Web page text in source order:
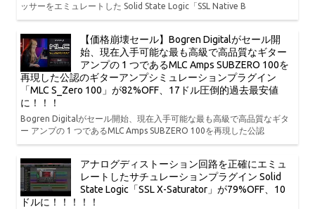
ッサーをエミュレートした Solid State Logic「SSL Native B
【価格崩壊セール】Bogren Digitalがセール開
始、現在入手可能な最も高級で高品質なギター
アンプの 1 つであるMLC Amps SUBZERO 100を
再現した公認のギターアンプシミュレーションプラグイン
「MLC S_Zero 100」が82%OFF、17ドル圧倒的過去最安値
に！！！
Bogren Digitalがセール開始、現在入手可能な最も高級で高品質なギタ
ー アンプの 1 つであるMLC Amps SUBZERO 100を再現した公認
アナログディストーション回路を正確にエミュ
レートしたサチュレーションプラグイン Solid
State Logic「SSL X-Saturator」が79%OFF、10
ドルに！！！！！